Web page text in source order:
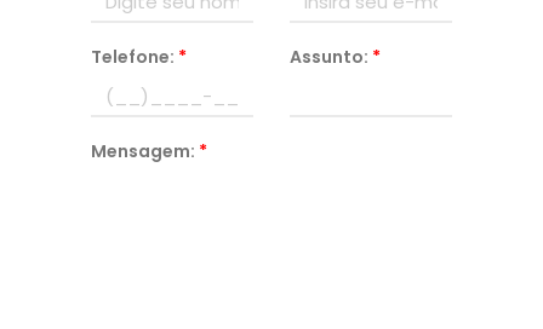
Telefone: * Assunto: *
Mensagem: *